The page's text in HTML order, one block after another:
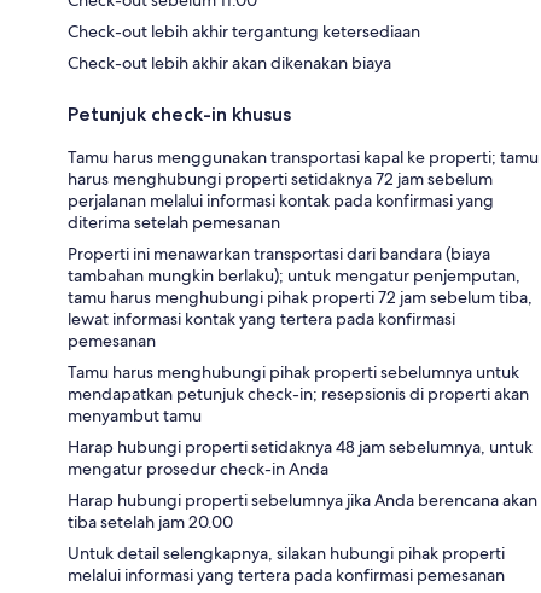
Check-out lebih akhir tergantung ketersediaan
Check-out lebih akhir akan dikenakan biaya
Petunjuk check-in khusus
Tamu harus menggunakan transportasi kapal ke properti; tamu
harus menghubungi properti setidaknya 72 jam sebelum
perjalanan melalui informasi kontak pada konfirmasi yang
diterima setelah pemesanan
Properti ini menawarkan transportasi dari bandara (biaya
tambahan mungkin berlaku); untuk mengatur penjemputan,
tamu harus menghubungi pihak properti 72 jam sebelum tiba,
lewat informasi kontak yang tertera pada konfirmasi
pemesanan
Tamu harus menghubungi pihak properti sebelumnya untuk
mendapatkan petunjuk check-in; resepsionis di properti akan
menyambut tamu
Harap hubungi properti setidaknya 48 jam sebelumnya, untuk
mengatur prosedur check-in Anda
Harap hubungi properti sebelumnya jika Anda berencana akan
tiba setelah jam 20.00
Untuk detail selengkapnya, silakan hubungi pihak properti
melalui informasi yang tertera pada konfirmasi pemesanan